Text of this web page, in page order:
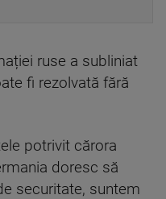
ruse a subliniat
fi rezolvată fără
potrivit cărora
doresc să
securitate, suntem